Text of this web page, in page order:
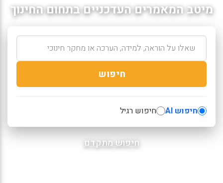
מיטב המאמרים העדכניים בתחום החינוך
חיפוש
חיפוש AI חיפוש רגיל
חיפוש מתקדם